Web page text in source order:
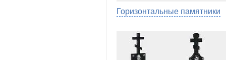
Горизонтальные памятники